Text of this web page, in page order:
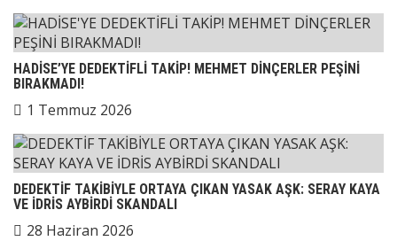
HADİSE’YE DEDEKTİFLİ TAKİP! MEHMET DİNÇERLER PEŞİNİ
BIRAKMADI!
1 Temmuz 2026
DEDEKTİF TAKİBİYLE ORTAYA ÇIKAN YASAK AŞK: SERAY KAYA
VE İDRİS AYBİRDİ SKANDALI
28 Haziran 2026